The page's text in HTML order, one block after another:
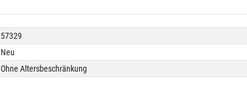
57329
Neu
Ohne Altersbeschränkung